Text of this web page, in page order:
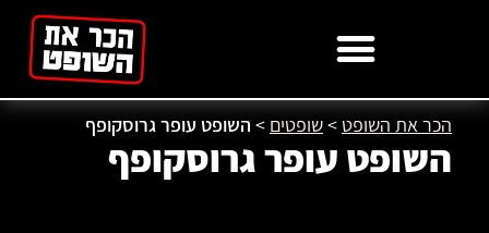
הכר את השופט >שופטים > השופט עופר גרוסקופף
השופט עופר גרוסקופף